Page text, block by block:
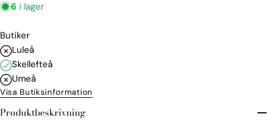
6 i lager
Butiker
Luleå
Skellefteå
Umeå
Visa Butiksinformation
Produktbeskrivning